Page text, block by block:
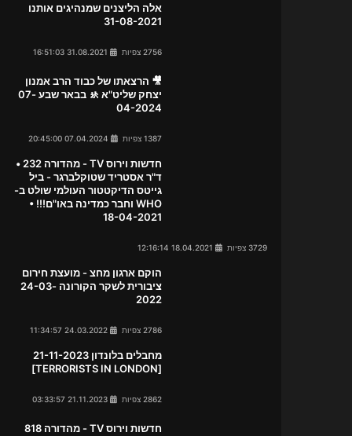
אלה הליצנים שמנהיגים אותנו
31-08-2021
2756 צפיות
🎥 הרצאתו של כבוד הרב אמנון
יצחק שליט"א 🚸 בבאר שבע 07-
04-2024
1387 צפיות
חדשות וירוס TV - מהדורה 232 •
ד"ר אסטריד שטוקלברגר - ביל
גייטס הדיקטטור העולמי שולט ב-
WHO וחבר כמדינה באו"ם!!! •
18-04-2021
3729 צפיות
הוקם ארגון מחצ - מועצת חירום
ציבורית לשקר הקורונה 24-03-
2022
2786 צפיות
מחבלים בלונדון 21-11-2023
[TERRORISTS IN LONDON]
2862 צפיות
חדשות וירוס TV - מהדורה 818